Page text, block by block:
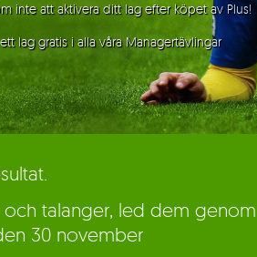
inte att aktivera ditt lag efter köpet av Plus!
lag gratis i alla våra Managertävlingar
talanger, led dem genom
30 november